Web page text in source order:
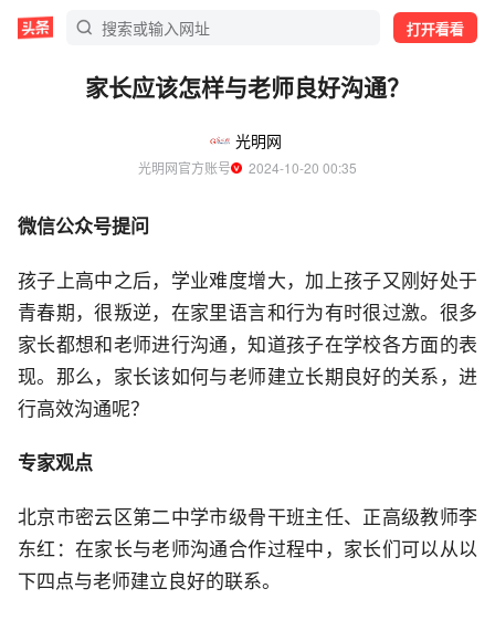
打开看看
家长应该怎样与老师良好沟通？
光明网
光明网官方账号
  2024-10-20 00:35
微信公众号提问
孩子上高中之后，学业难度增大，加上孩子又刚好处于
青春期，很叛逆，在家里语言和行为有时很过激。很多
家长都想和老师进行沟通，知道孩子在学校各方面的表
现。那么，家长该如何与老师建立长期良好的关系，进
行高效沟通呢？
专家观点
北京市密云区第二中学市级骨干班主任、正高级教师李
东红：在家长与老师沟通合作过程中，家长们可以从以
下四点与老师建立良好的联系。